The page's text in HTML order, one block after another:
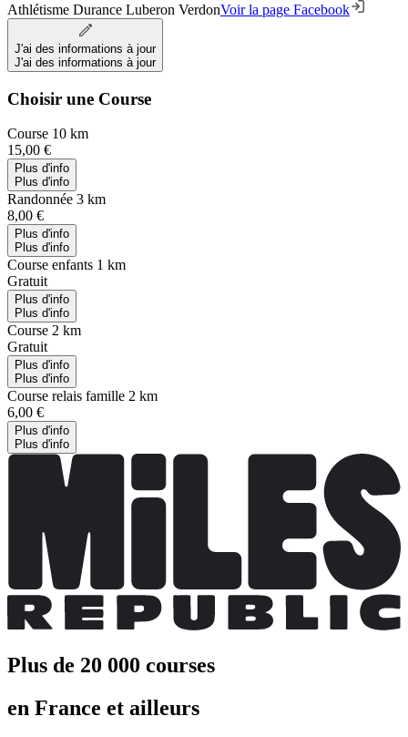
Athlétisme Durance Luberon VerdonVoir la page Facebook
J'ai des informations à jour
J'ai des informations à jour
Choisir une Course
Course 10 km
15,00 €
Plus d'info
Plus d'info
Randonnée 3 km
8,00 €
Plus d'info
Plus d'info
Course enfants 1 km
Gratuit
Plus d'info
Plus d'info
Course 2 km
Gratuit
Plus d'info
Plus d'info
Course relais famille 2 km
6,00 €
Plus d'info
Plus d'info
Plus de 20 000 courses
en France et ailleurs